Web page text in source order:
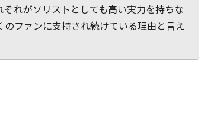
れがソリストとしても高い実力を持ちな
ファンに支持され続けている理由と言え